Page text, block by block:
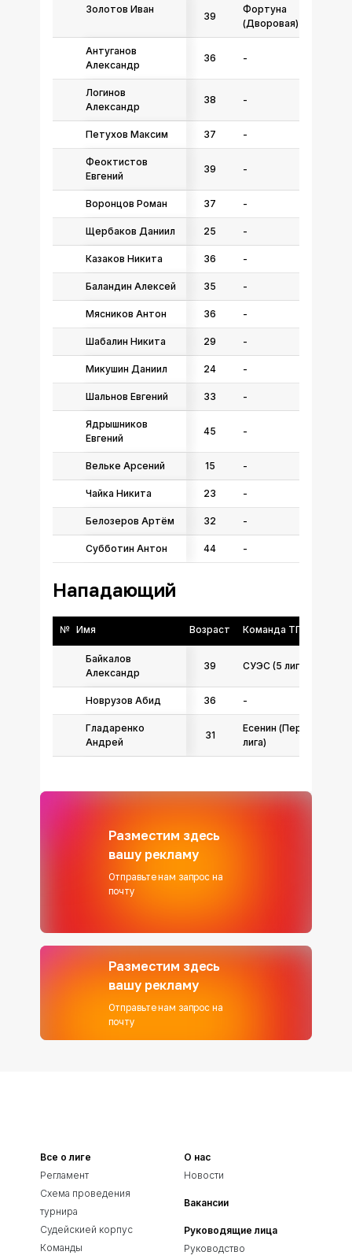
Золотов Иван
39
Фортуна
(Дворовая)
Антуганов
Александр
36 -
Логинов
Александр
38 -
Петухов Максим 37 -
Феоктистов
Евгений
39 -
Воронцов Роман 37 -
Щербаков Даниил 25 -
Казаков Никита 36 -
Баландин Алексей 35 -
Мясников Антон 36 -
Шабалин Никита 29 -
Микушин Даниил 24 -
Шальнов Евгений 33 -
Ядрышников
Евгений
45 -
Вельке Арсений 15 -
Чайка Никита 23 -
Белозеров Артём 32 -
Субботин Антон 44 -
Нападающий
№ Имя Возраст Команда ТГФФ
Байкалов
Александр
39 СУЭС (5 лига)
Новрузов Абид 36 -
Гладаренко
Андрей
31
Есенин (Первая
лига)
Разместим здесь
вашу рекламу
Отправьте нам запрос на
почту
Разместим здесь
вашу рекламу
Отправьте нам запрос на
почту
Все о лиге
Регламент
Схема проведения
турнира
Судейскией корпус
Команды
О нас
Новости
Вакансии
Руководящие лица
Руководство